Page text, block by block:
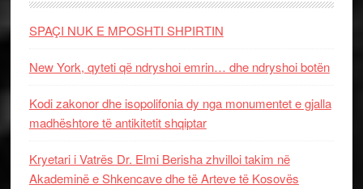
SPAÇI NUK E MPOSHTI SHPIRTIN
New York, qyteti që ndryshoi emrin… dhe ndryshoi botën
Kodi zakonor dhe isopolifonia dy nga monumentet e gjalla
madhështore të antikitetit shqiptar
Kryetari i Vatrës Dr. Elmi Berisha zhvilloi takim në
Akademinë e Shkencave dhe të Arteve të Kosovës